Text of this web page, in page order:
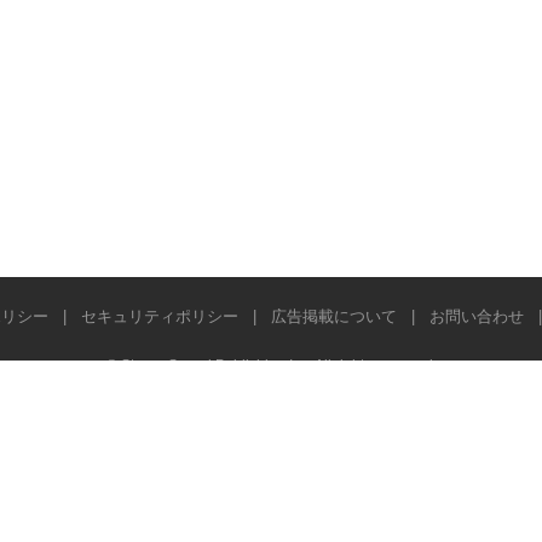
シー セキュリティポリシー 広告掲載について お問い合わせ
© Stereo Sound Publishing Inc. All rights reserved.